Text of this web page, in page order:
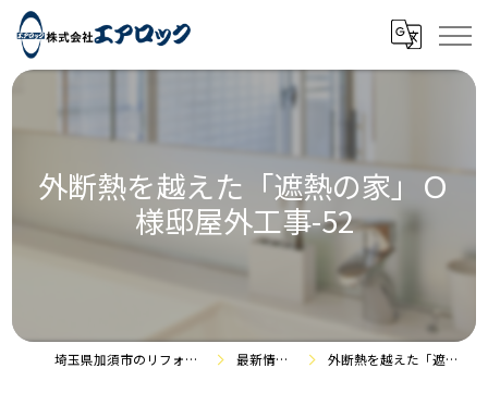
外断熱を越えた「遮熱の家」Ｏ
様邸屋外工事-52
埼玉県加須市のリフォームなら株式会社エアロック 最新情報・施工事例 外断熱を越えた「遮熱の家」Ｏ様邸屋外工事-52